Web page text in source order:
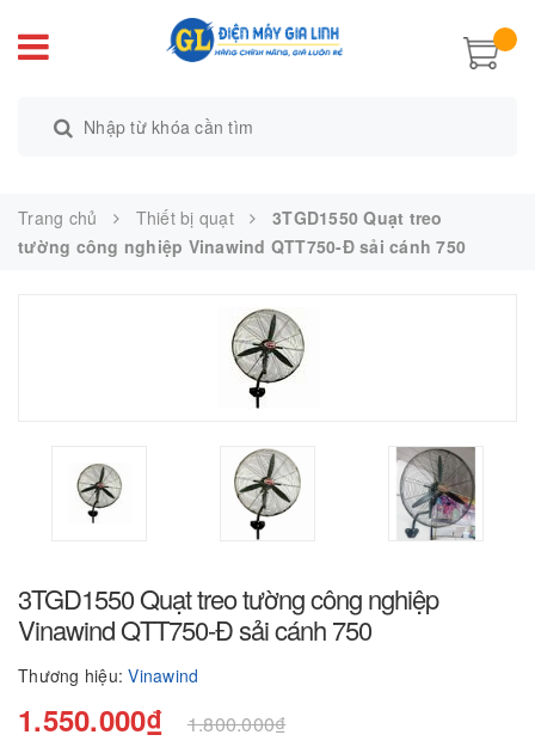
Trang chủ Thiết bị quạt
3TGD1550 Quạt treo
tường công nghiệp Vinawind QTT750-Đ sải cánh 750
3TGD1550 Quạt treo tường công nghiệp
Vinawind QTT750-Đ sải cánh 750
Thương hiệu: Vinawind
1.550.000₫ 1.800.000₫